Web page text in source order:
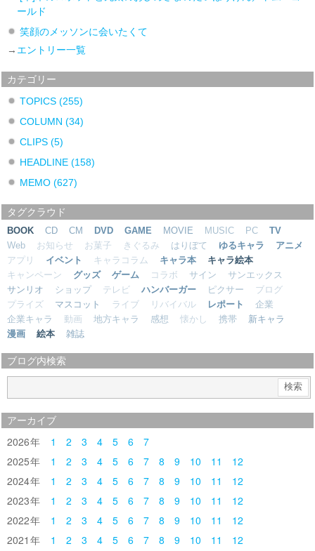
ールド
笑顔のメッソンに会いたくて
→ エントリー一覧
カテゴリー
TOPICS (255)
COLUMN (34)
CLIPS (5)
HEADLINE (158)
MEMO (627)
タグクラウド
BOOK CD CM DVD GAME MOVIE MUSIC PC
TV
Web
お知らせ お菓子 きぐるみ はりぼて ゆるキャラ
アニメ
アプリ
イベント キャラコラム キャラ本
キャラ絵本
キャンペーン
グッズ ゲーム コラボ サイン
サンエックス
サンリオ
ショップ テレビ ハンバーガー ピクサー
ブログ
プライズ
マスコット ライブ リバイバル レポート
企業
企業キャラ
動画 地方キャラ 感想 懐かし 携帯
新キャラ
漫画
絵本 雑誌
ブログ内検索
アーカイブ
2026 1 2 3 4 5 6
7
2025
1 2 3 4 5 6 7 8 9 10 11
12
2024
1 2 3 4 5 6 7 8 9 10 11
12
2023
1 2 3 4 5 6 7 8 9 10 11
12
2022
1 2 3 4 5 6 7 8 9 10 11
12
2021
1 2 3 4 5 6 7 8 9 10 11
12